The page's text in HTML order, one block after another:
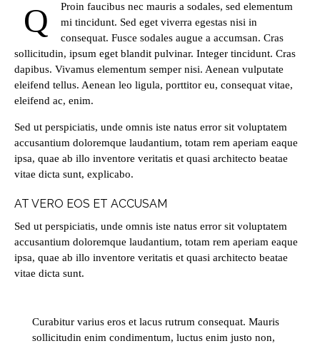
Q
Proin faucibus nec mauris a sodales, sed elementum
mi tincidunt. Sed eget viverra egestas nisi in
consequat. Fusce sodales augue a accumsan. Cras
sollicitudin, ipsum eget blandit pulvinar. Integer tincidunt. Cras
dapibus. Vivamus elementum semper nisi. Aenean vulputate
eleifend tellus. Aenean leo ligula, porttitor eu, consequat vitae,
eleifend ac, enim.
Sed ut perspiciatis, unde omnis iste natus error sit voluptatem
accusantium doloremque laudantium, totam rem aperiam eaque
ipsa, quae ab illo inventore veritatis et quasi architecto beatae
vitae dicta sunt, explicabo.
AT VERO EOS ET ACCUSAM
Sed ut perspiciatis, unde omnis iste natus error sit voluptatem
accusantium doloremque laudantium, totam rem aperiam eaque
ipsa, quae ab illo inventore veritatis et quasi architecto beatae
vitae dicta sunt.
Curabitur varius eros et lacus rutrum consequat. Mauris
sollicitudin enim condimentum, luctus enim justo non,